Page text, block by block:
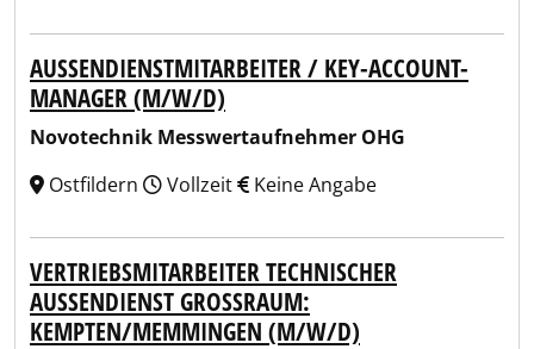
AUSSENDIENSTMITARBEITER / KEY-ACCOUNT-M
ANAGER (M/W/D)
Novotechnik Messwertaufnehmer OHG
Ostfildern
Vollzeit Keine Angabe
VERTRIEBSMITARBEITER TECHNISCHER
AUSSENDIENST GROSSRAUM: KE
MPTEN/MEMMINGEN (M/W/D)